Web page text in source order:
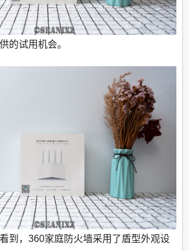
的试用机会。
到，360家庭防火墙采用了盾型外观设